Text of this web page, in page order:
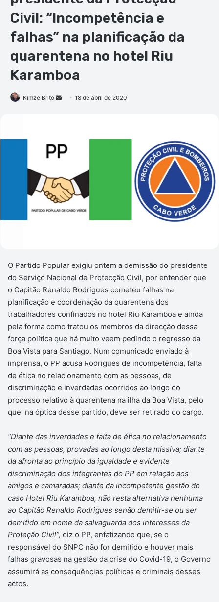
Civil: “Incompetência e
falhas” na planificação da
quarentena no hotel Riu
Karamboa
Kimze Brito
Mande18 de abril de 2020
O Partido Popular exigiu ontem a demissão do presidente
do Serviço Nacional de Protecção Civil, por entender que
o Capitão Renaldo Rodrigues cometeu falhas na
planificação e coordenação da quarentena dos
trabalhadores confinados no hotel Riu Karamboa e ainda
pela forma como tratou os membros da direcção dessa
força política que há muito veem pedindo o regresso da
Boa Vista para Santiago. Num comunicado enviado à
imprensa, o PP acusa Rodrigues de incompetência, falta
de ética no relacionamento com as pessoas, de
discriminação e inverdades ocorridos ao longo do
processo relativo à quarentena na ilha da Boa Vista, pelo
que, na óptica desse partido, deve ser retirado do cargo.
“Diante das inverdades e falta de ética no relacionamento
com as pessoas, provadas ao longo desta missiva; diante
da afronta ao princípio da igualdade e evidente
discriminação dos integrantes do PP em relação aos
amigos e camaradas; diante da incompetente gestão do
caso Hotel Riu Karamboa, não resta alternativa nenhuma
ao Capitão Renaldo Rodrigues senão demitir-se ou ser
demitido em nome da salvaguarda dos interesses da
Proteção Civil”, diz o PP, enfatizando que, se o
responsável do SNPC não for demitido e houver mais
falhas gravosas na gestão da crise do Covid-19, o Governo
assumirá as consequências políticas e criminais desses
actos.